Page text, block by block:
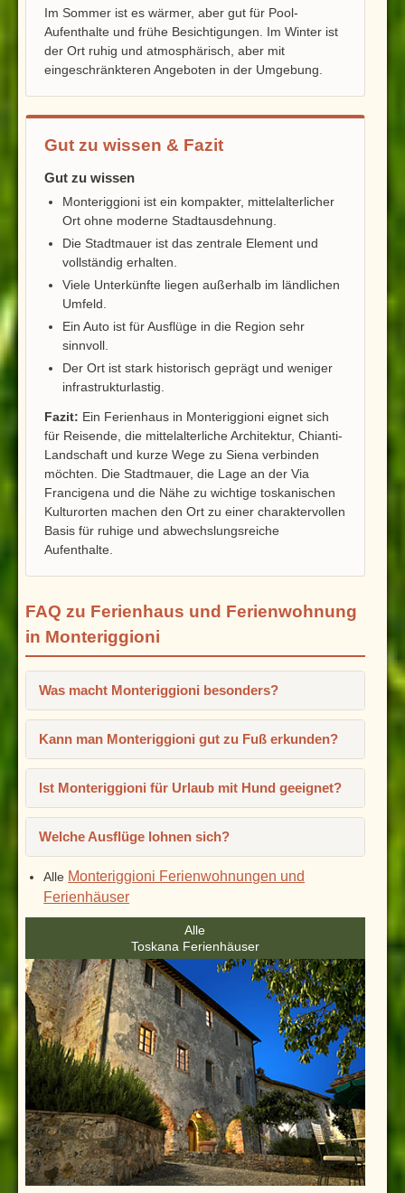
Im Sommer ist es wärmer, aber gut für Pool-
Aufenthalte und frühe Besichtigungen. Im Winter ist
der Ort ruhig und atmosphärisch, aber mit
eingeschränkteren Angeboten in der Umgebung.
Gut zu wissen & Fazit
Gut zu wissen
Monteriggioni ist ein kompakter, mittelalterlicher
Ort ohne moderne Stadtausdehnung.
Die Stadtmauer ist das zentrale Element und
vollständig erhalten.
Viele Unterkünfte liegen außerhalb im ländlichen
Umfeld.
Ein Auto ist für Ausflüge in die Region sehr
sinnvoll.
Der Ort ist stark historisch geprägt und weniger
infrastrukturlastig.
Fazit: Ein Ferienhaus in Monteriggioni eignet sich
für Reisende, die mittelalterliche Architektur, Chianti-
Landschaft und kurze Wege zu Siena verbinden
möchten. Die Stadtmauer, die Lage an der Via
Francigena und die Nähe zu wichtige toskanischen
Kulturorten machen den Ort zu einer charaktervollen
Basis für ruhige und abwechslungsreiche
Aufenthalte.
FAQ zu Ferienhaus und Ferienwohnung
in Monteriggioni
Was macht Monteriggioni besonders?
Kann man Monteriggioni gut zu Fuß erkunden?
Ist Monteriggioni für Urlaub mit Hund geeignet?
Welche Ausflüge lohnen sich?
Alle Monteriggioni Ferienwohnungen und
Ferienhäuser
Alle
Toskana Ferienhäuser